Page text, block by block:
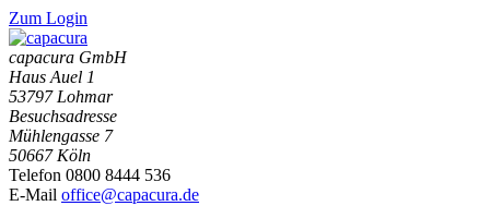
Zum Login
capacura GmbH
Haus Auel 1
53797 Lohmar
Besuchsadresse
Mühlengasse 7
50667 Köln
Telefon 0800 8444 536
E-Mail office@capacura.de